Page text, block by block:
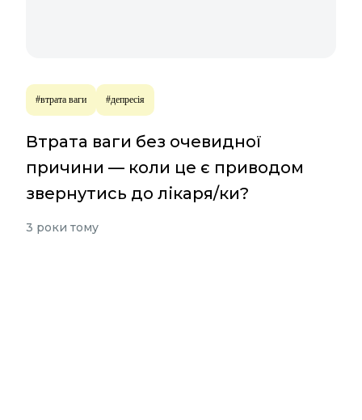
#втрата ваги #депресія
Втрата ваги без очевидної
причини — коли це є приводом
звернутись до лікаря/ки?
3 роки тому